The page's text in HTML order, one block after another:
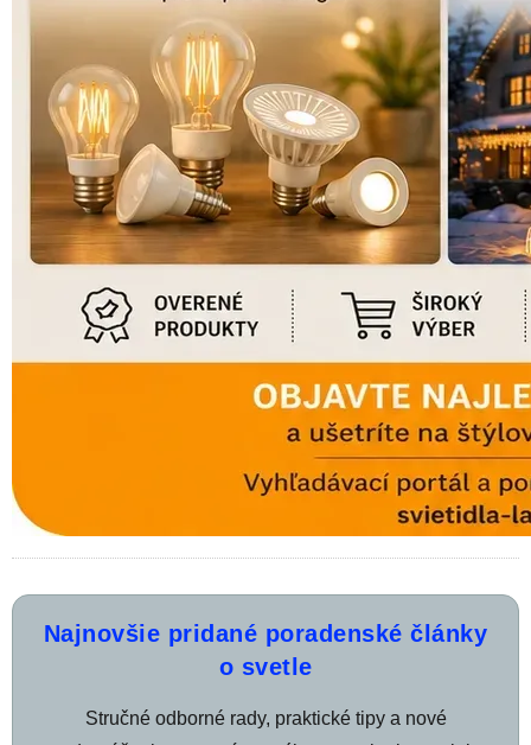
Najnovšie pridané poradenské články
o svetle
Stručné odborné rady, praktické tipy a nové